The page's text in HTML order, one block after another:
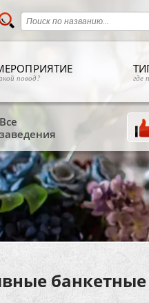
повод? где
Все
заведения